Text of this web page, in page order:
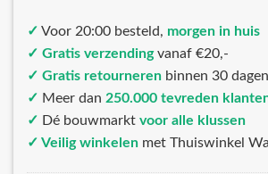
✓ Voor 20:00 besteld, morgen in huis
✓ Gratis verzendingvanaf €20,-
✓ Gratis retourneren binnen 30 dagen
✓ Meer dan 250.000 tevreden
✓ Dé bouwmarkt voor alle klussen
✓ Veilig winkelen met Thuiswinkel